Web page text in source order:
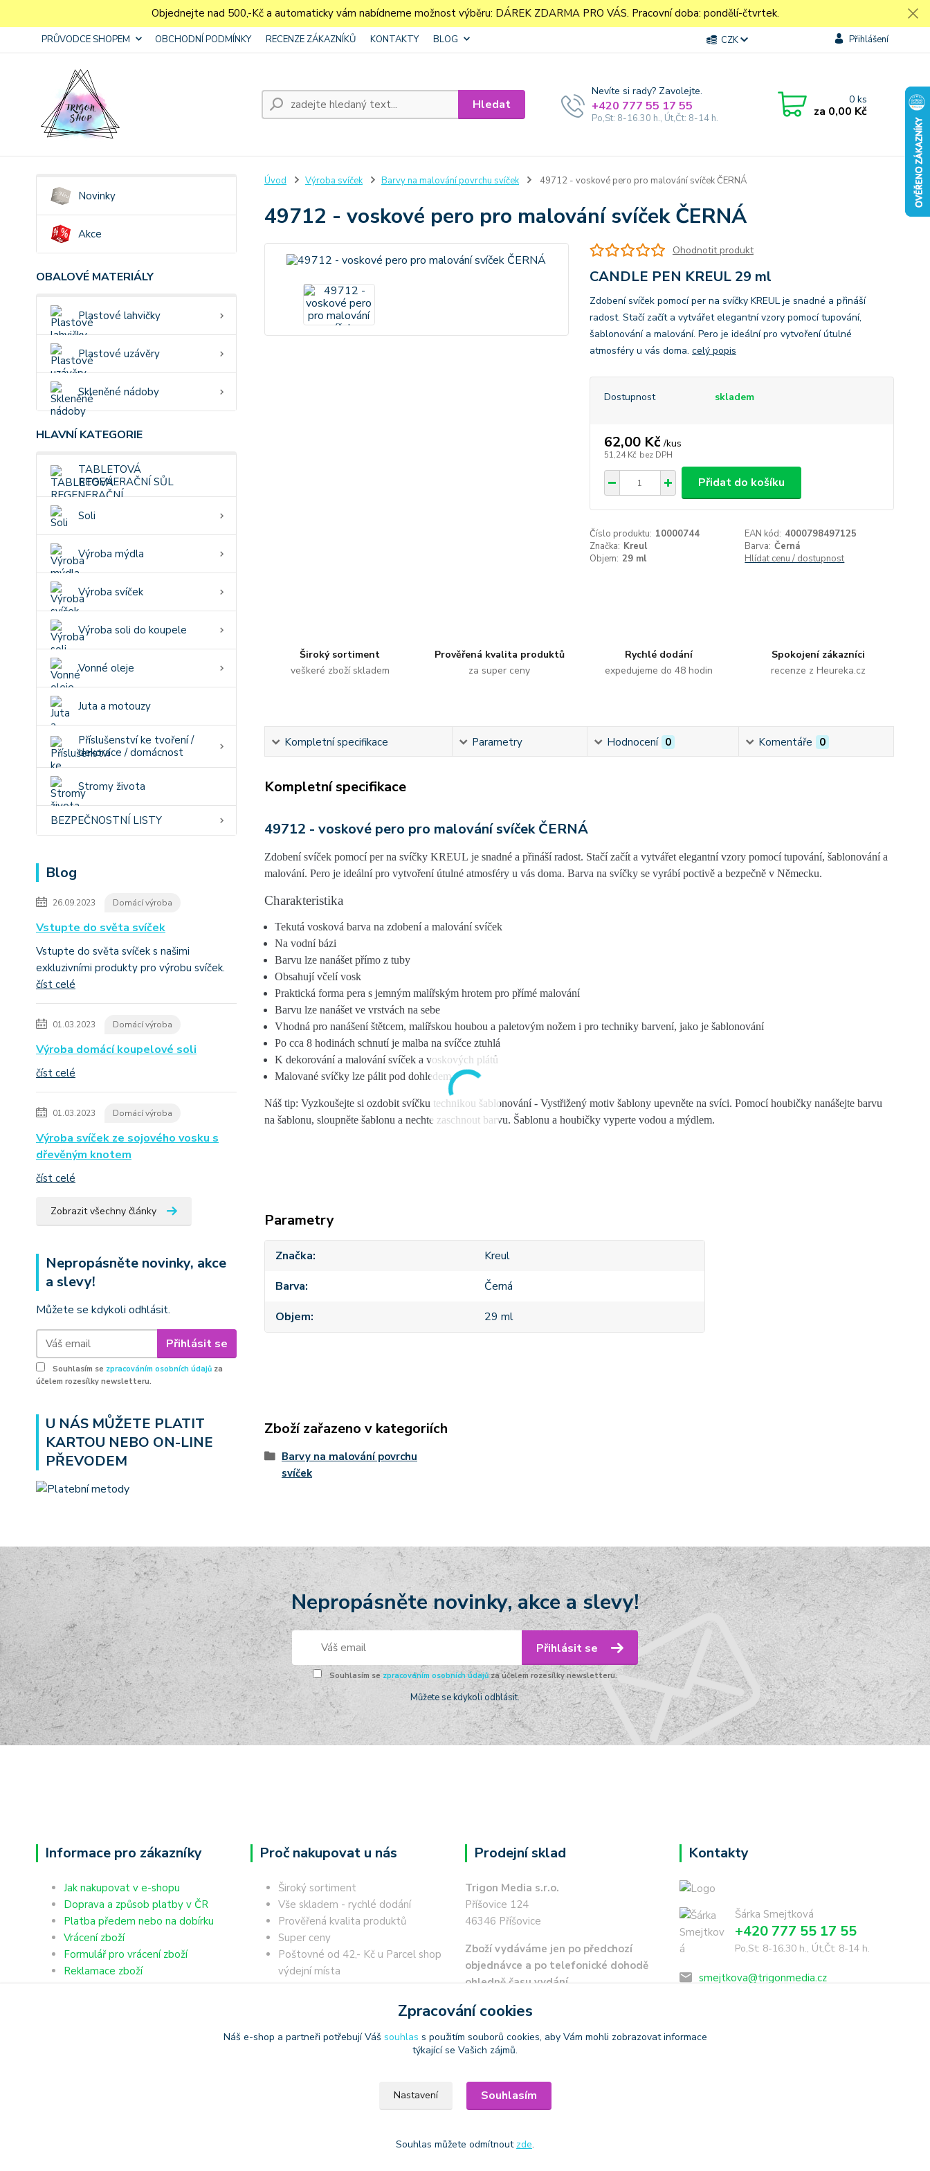
Objednejte nad 500,-Kč a automaticky vám nabídneme možnost výběru: DÁREK ZDARMA PRO VÁS. Pracovní doba: pondělí-čtvrtek.
PRŮVODCE SHOPEM OBCHODNÍ PODMÍNKY RECENZE ZÁKAZNÍKŮ KONTAKTY BLOG CZK Přihlášení
Hledat
Nevíte si rady? Zavolejte.
+420 777 55 17 55
Po,St: 8-16.30 h., Út,Čt: 8-14 h.
0ks
za 0,00 Kč
Novinky
Akce
OBALOVÉ MATERIÁLY
Plastové lahvičky
Plastové uzávěry
Skleněné nádoby
HLAVNÍ KATEGORIE
TABLETOVÁ
REGENERAČNÍ SŮL
Soli
Výroba mýdla
Výroba svíček
Výroba soli do koupele
Vonné oleje
Juta a motouzy
Příslušenství ke tvoření /
dekorace / domácnost
Stromy života
BEZPEČNOSTNÍ LISTY
Blog
26.09.2023 Domácí výroba
Vstupte do světa svíček
Vstupte do světa svíček s našimi
exkluzivními produkty pro výrobu svíček.
číst celé
01.03.2023 Domácí výroba
Výroba domácí koupelové soli
číst celé
01.03.2023 Domácí výroba
Výroba svíček ze sojového vosku s
dřevěným knotem
číst celé
Zobrazit všechny články
Nepropásněte novinky, akce
a slevy!
Můžete se kdykoli odhlásit.
Přihlásit se
Souhlasím se zpracováním osobních údajů za
účelem rozesílky newsletteru.
U NÁS MŮŽETE PLATIT
KARTOU NEBO ON-LINE
PŘEVODEM
Úvod Výroba svíček Barvy na malování povrchu svíček 49712 - voskové pero pro malování svíček ČERNÁ
49712 - voskové pero pro malování svíček ČERNÁ
Ohodnotit produkt
CANDLE PEN KREUL 29 ml
Zdobení svíček pomocí per na svíčky KREUL je snadné a přináší
radost. Stačí začít a vytvářet elegantní vzory pomocí tupování,
šablonování a malování. Pero je ideální pro vytvoření útulné
atmosféry u vás doma. celý popis
Dostupnost skladem
62,00 Kč /kus
51,24 Kč bez DPH
Přidat do košíku
Číslo produktu: 10000744 EAN kód: 4000798497125
Značka: Kreul Barva: Černá
Objem: 29 ml Hlídat cenu / dostupnost
Široký sortiment
veškeré zboží skladem
Prověřená kvalita produktů
za super ceny
Rychlé dodání
expedujeme do 48 hodin
Spokojení zákazníci
recenze z Heureka.cz
Kompletní specifikace Parametry Hodnocení 0 Komentáře 0
Kompletní specifikace
49712 - voskové pero pro malování svíček ČERNÁ
Zdobení svíček pomocí per na svíčky KREUL je snadné a přináší radost. Stačí začít a vytvářet elegantní vzory pomocítupování, šablonování a
malování. Pero je ideální pro vytvoření útulné atmosféry u vás doma. Barva na svíčky se vyrábí poctivě a bezpečně v Německu.
Charakteristika
Tekutá vosková barva na zdobení a malování svíček
Na vodní bázi
Barvu lze nanášet přímo z tuby
Obsahují včelí vosk
Praktická forma pera s jemným malířským hrotem pro přímé malování
Barvu lze nanášet ve vrstvách na sebe
Vhodná pro nanášení štětcem, malířskou houbou a paletovým nožem i pro techniky barvení, jako je šablonování
Po cca 8 hodinách schnutí je malba na svíčce ztuhlá
K dekorování a malování svíček a voskových plátů
Malované svíčky lze pálit pod dohledem
Náš tip: Vyzkoušejte si ozdobit svíčku technikou šablonování - Vystřižený motiv šablony upevněte na svíci. Pomocí houbičky nanášejte barvu
na šablonu, sloupněte šablonu a nechte zaschnout barvu. Šablonu a houbičky vyperte vodou a mýdlem.
Parametry
Značka
Kreul
Barva
Černá
Objem
29 ml
Zboží zařazeno v kategoriích
Barvy na malování povrchu
svíček
Nepropásněte novinky, akce a slevy!
Přihlásit se
Souhlasím se zpracováním osobních údajůza účelem rozesílky newsletteru.
Můžete se kdykoli odhlásit.
Informace pro zákazníky
Jak nakupovat v e-shopu
Doprava a způsob platby v ČR
Platba předem nebo na dobírku
Vrácení zboží
Formulář pro vrácení zboží
Reklamace zboží
Obchodní podmínky
Proč nakupovat u nás
Široký sortiment
Vše skladem - rychlé dodání
Prověřená kvalita produktů
Super ceny
Poštovné od 42,- Kč u Parcel shop
výdejní místa
Dobírka 45,- Kč
Platba kartou / převodem zdarma
Prodejní sklad
Trigon Media s.r.o.
Příšovice 124
46346 Příšovice
Zboží vydáváme jen po předchozí
objednávce a po telefonické dohodě
ohledně času vydání.
Kontakty
Šárka Smejtková
+420 777 55 17 55
Po,St: 8-16.30 h., Út,Čt: 8-14 h.
smejtkova@trigonmedia.cz
Copyright © 2006-2025 TrigonShop.cz - bez souhlasu nelze používat produktové obrázky
Zpracování cookies
Náš e-shop a partneři potřebují Váš souhlas s použitím souborů cookies, aby Vám mohli zobrazovat informace
týkající se Vašich zájmů.
Nastavení Souhlasím
Souhlas můžete odmítnout zde.